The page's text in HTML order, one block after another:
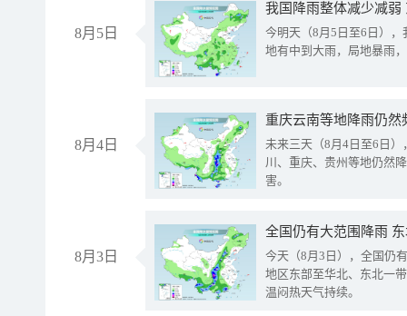
8月5日
我国降雨整体减少减弱
今明天（8月5日至6日）
地有中到大雨，局地暴雨
8月4日
重庆云南等地降雨仍然
未来三天（8月4日至6日
川、重庆、贵州等地仍然
害。
8月3日
全国仍有大范围降雨
今天（8月3日），全国仍
地区东部至华北、东北一
温闷热天气持续。